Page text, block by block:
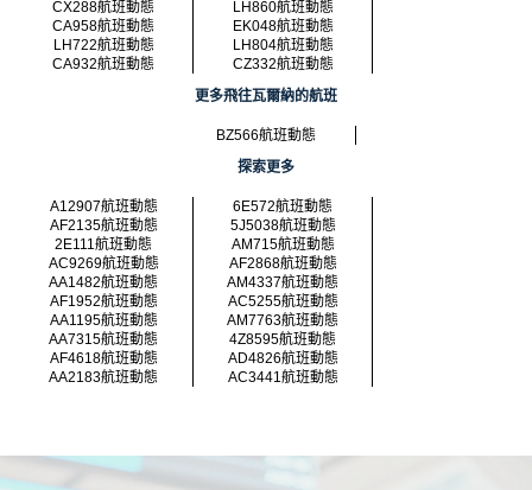
CX288航班動態
LH860航班動態
CA958航班動態
EK048航班動態
LH722航班動態
LH804航班動態
CA932航班動態
CZ332航班動態
更多飛往瓦爾納的航班
BZ566航班動態
探索更多
A12907航班動態
6E572航班動態
AF2135航班動態
5J5038航班動態
2E111航班動態
AM715航班動態
AC9269航班動態
AF2868航班動態
AA1482航班動態
AM4337航班動態
AF1952航班動態
AC5255航班動態
AA1195航班動態
AM7763航班動態
AA7315航班動態
4Z8595航班動態
AF4618航班動態
AD4826航班動態
AA2183航班動態
AC3441航班動態